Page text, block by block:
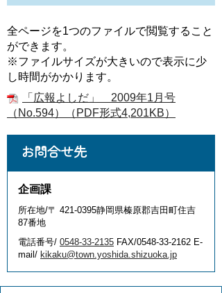
全ページを1つのファイルで閲覧すること
ができます。
※ファイルサイズが大きいので表示に少
し時間がかかります。
「広報よしだ」 2009年1月号
（No.594）（PDF形式4,201KB）
お問合せ先
企画課
所在地/〒 421-0395静岡県榛原郡吉田町住吉
87番地
電話番号/ 0548-33-2135 FAX/0548-33-2162 E-
mail/ kikaku@town.yoshida.shizuoka.jp